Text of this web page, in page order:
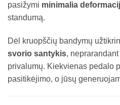
pasižymi minimalia
standumą.
Dėl kruopščių bandymų
svorio santykis,
privalumų. Kiekvienas pedalo
pasitikėjimo, o jūsų